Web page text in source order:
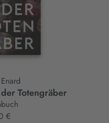
Totengräber
€